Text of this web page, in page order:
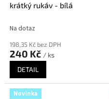
krátký rukáv - bílá
Na dotaz
198,35 Kč bez DPH
240 Kč / ks
DETAIL
Novinka